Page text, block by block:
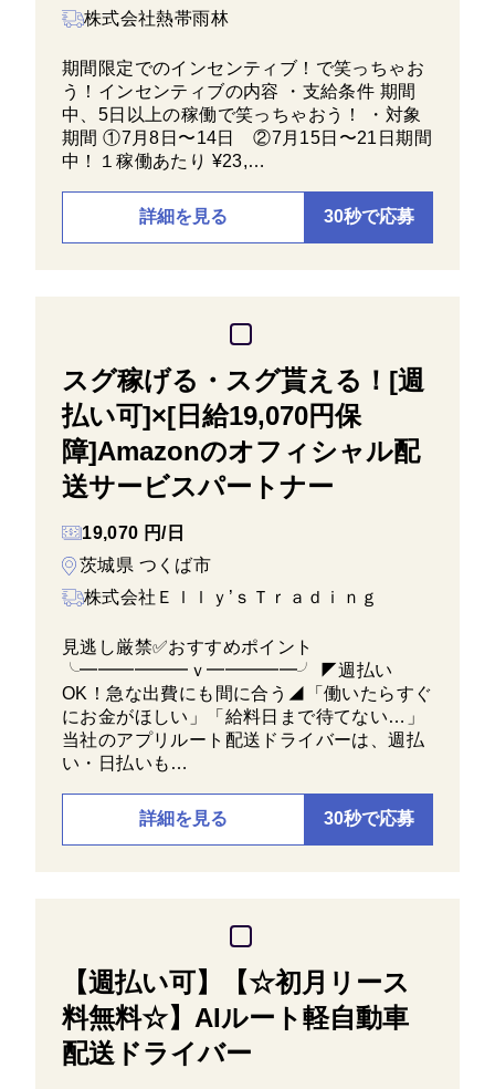
株式会社熱帯雨林
期間限定でのインセンティブ！で笑っちゃお
う！インセンティブの内容 ・支給条件 期間
中、5日以上の稼働で笑っちゃおう！ ・対象
期間 ①7月8日〜14日 ②7月15日〜21日期間
中！１稼働あたり ¥23,…
詳細を見る 30秒で応募
スグ稼げる・スグ貰える！[週
払い可]×[日給19,070円保
障]Amazonのオフィシャル配
送サービスパートナー
19,070 円/日
茨城県 つくば市
株式会社Ｅｌｌｙ’ｓＴｒａｄｉｎｇ
見逃し厳禁✅おすすめポイント
╰━━━━━━ｖ━━━━━╯ ◤週払い
OK！急な出費にも間に合う◢「働いたらすぐ
にお金がほしい」「給料日まで待てない…」
当社のアプリルート配送ドライバーは、週払
い・日払いも…
詳細を見る 30秒で応募
【週払い可】【☆初月リース
料無料☆】AIルート軽自動車
配送ドライバー